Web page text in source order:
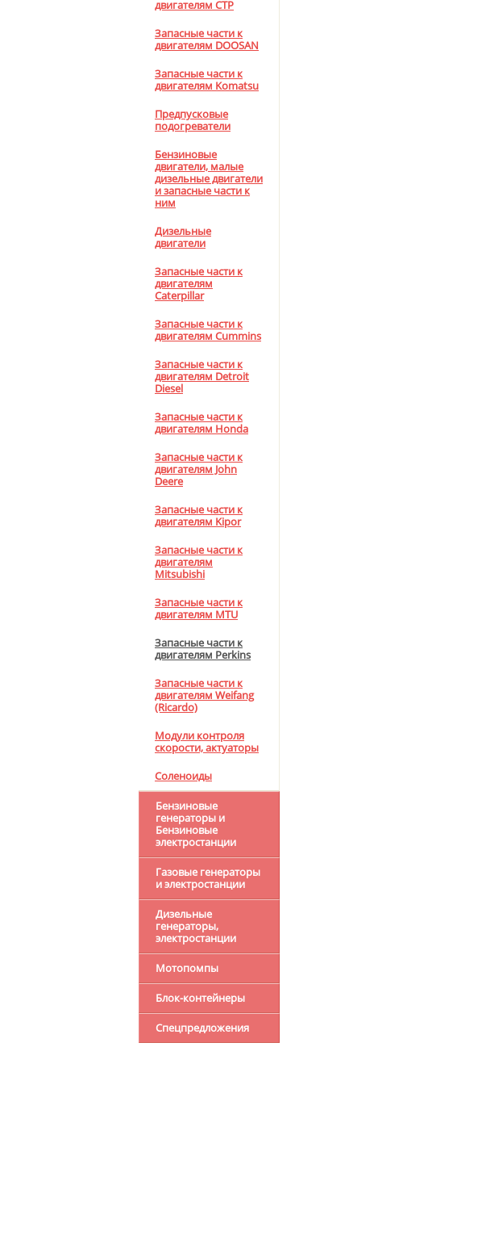
двигателям CTP
Запасные части к
двигателям DOOSAN
Запасные части к
двигателям Komatsu
Предпусковые
подогреватели
Бензиновые
двигатели, малые
дизельные двигатели
и запасные части к
ним
Дизельные
двигатели
Запасные части к
двигателям
Caterpillar
Запасные части к
двигателям Cummins
Запасные части к
двигателям Detroit
Diesel
Запасные части к
двигателям Honda
Запасные части к
двигателям John
Deere
Запасные части к
двигателям Kipor
Запасные части к
двигателям
Mitsubishi
Запасные части к
двигателям MTU
Запасные части к
двигателям Perkins
Запасные части к
двигателям Weifang
(Ricardo)
Модули контроля
скорости, актуаторы
Соленоиды
Бензиновые
генераторы и
Бензиновые
электростанции
Газовые генераторы
и электростанции
Дизельные
генераторы,
электростанции
Мотопомпы
Блок-контейнеры
Спецпредложения